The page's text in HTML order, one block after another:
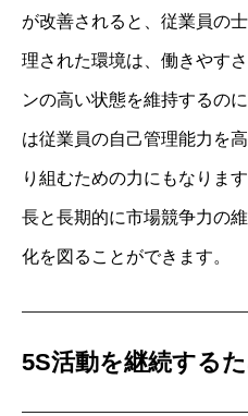
が改善されると、従業員の
理された環境は、働きやす
ンの高い状態を維持するの
は従業員の自己管理能力を
り組むための力にもなりま
長と長期的に市場競争力の
化を図ることができます。
5S活動を継続する